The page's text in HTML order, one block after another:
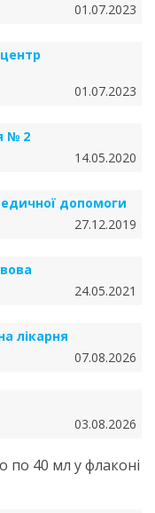
01.07.2023
01.07.2023
№ 2
14.05.2020
допомоги
27.12.2019
24.05.2021
лікарня
07.08.2026
03.08.2026
по 40 мл у флаконі